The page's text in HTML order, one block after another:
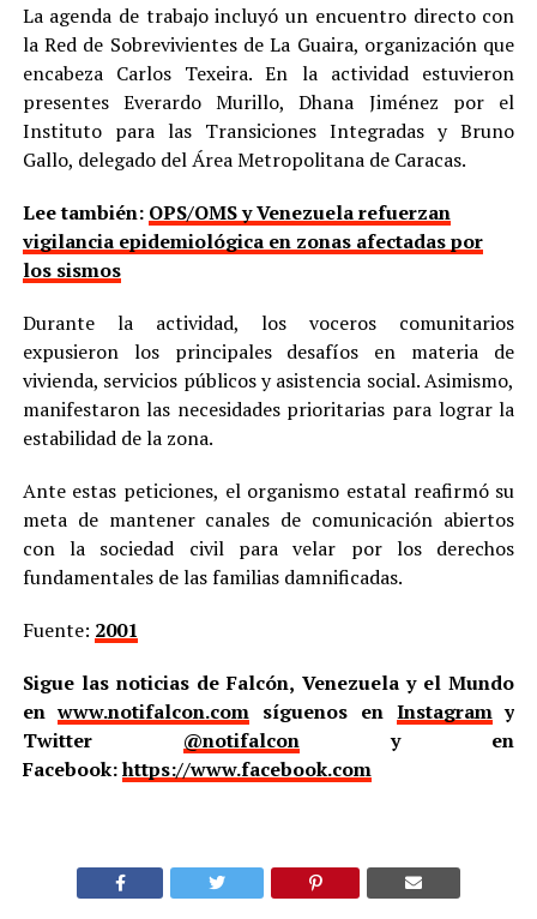
La agenda de trabajo incluyó un encuentro directo con
la Red de Sobrevivientes de La Guaira, organización que
encabeza Carlos Texeira. En la actividad estuvieron
presentes Everardo Murillo, Dhana Jiménez por el
Instituto para las Transiciones Integradas y Bruno
Gallo, delegado del Área Metropolitana de Caracas.
Lee también: OPS/OMS y Venezuela refuerzan
vigilancia epidemiológica en zonas afectadas por
los sismos
Durante la actividad, los voceros comunitarios
expusieron los principales desafíos en materia de
vivienda, servicios públicos y asistencia social. Asimismo,
manifestaron las necesidades prioritarias para lograr la
estabilidad de la zona.
Ante estas peticiones, el organismo estatal reafirmó su
meta de mantener canales de comunicación abiertos
con la sociedad civil para velar por los derechos
fundamentales de las familias damnificadas.
Fuente: 2001
Sigue las noticias de Falcón, Venezuela y el Mundo
enwww.notifalcon.com síguenos en Instagramy
Twitter @notifalcony en
Facebook:https://www.facebook.com